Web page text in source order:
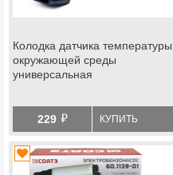
Колодка датчика температуры
окружающей среды
универсальная
229 й КУПИТЬ